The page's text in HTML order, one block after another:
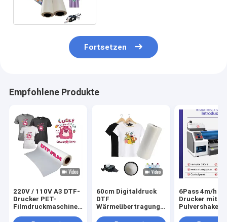
Fortsetzen
Empfohlene Produkte
220V / 110V A3 DTF-
Drucker PET-
Filmdruckmaschine
60cm Digitaldruck
DTF
Wärmeübertragung
6Pass 4m/h
Drucker mit
Pulvershaker